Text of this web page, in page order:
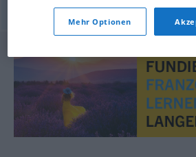
© myThes Dicollecte
Mehr Optionen